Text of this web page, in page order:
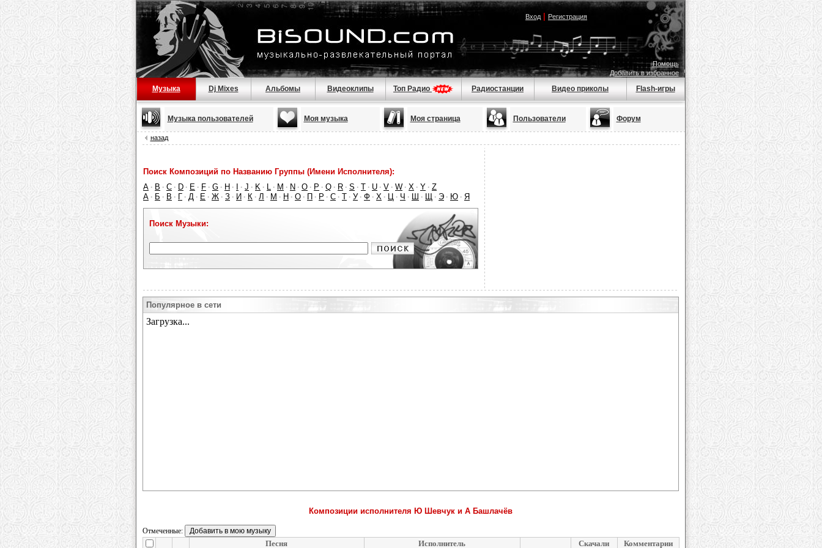
Вход| Регистрация
Помощь
Добавить в избранное
Музыка Dj Mixes Альбомы Видеоклипы Топ Радио Радиостанции Видео приколы Flash-игры
Музыка пользователей Моя музыка Моя страница Пользователи Форум
назад
Поиск Композиций по Названию Группы (Имени Исполнителя):
A · B · C · D · E · F · G · H · · J · K · L · M · N · O · P · Q · R · S · T · U · V · W · X · Y · Z
А · Б · В · Г · Д · Е · Ж · З · И · К · Л · М · Н · О · П · Р · С · Т · У · Ф · Х · Ц · Ч · Ш · Щ · Э · Ю · Я
Поиск Музыки:
Популярное в сети
Композиции исполнителя Ю Шевчук и А Башлачёв
Отмеченные:
Песня Исполнитель Скачали Комментарии